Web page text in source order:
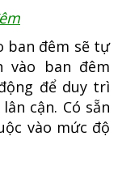
ban đêm sẽ tự
vào ban đêm
để duy trì
cận. Có sẵn
vào mức độ